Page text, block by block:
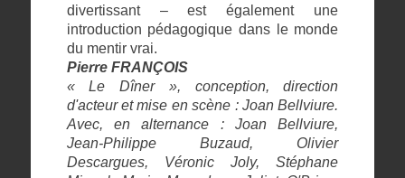
divertissant – est également une
introduction pédagogique dans le monde
du mentir vrai.
Pierre FRANÇOIS
« Le Dîner », conception, direction
d'acteur et mise en scène : Joan Bellviure.
Avec, en alternance : Joan Bellviure,
Jean-Philippe Buzaud, Olivier
Descargues, Véronic Joly, Stéphane